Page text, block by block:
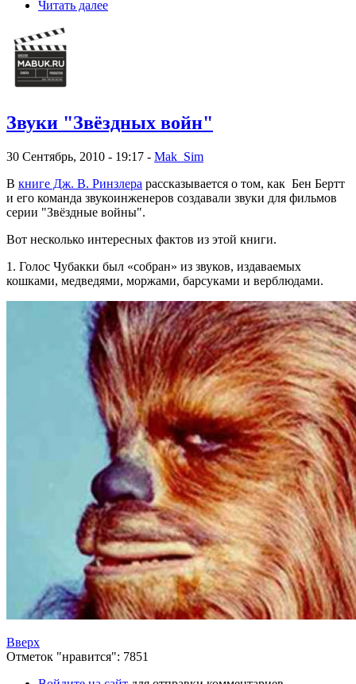
Читать далее
Звуки "Звёздных войн"
30 Сентябрь, 2010 - 19:17 - Mak_Sim
В книге Дж. В. Ринзлера рассказывается о том, как Бен Бертт
и его команда звукоинженеров создавали звуки для фильмов
серии "Звёздные войны".
Вот несколько интересных фактов из этой книги.
1. Голос Чубакки был «собран» из звуков, издаваемых
кошками, медведями, моржами, барсуками и верблюдами.
Вверх
Отметок "нравится": 7851